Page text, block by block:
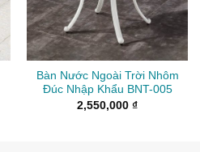
Bàn Nước Ngoài Trời Nhôm
Đúc Nhập Khẩu BNT-005
2,550,000 ₫